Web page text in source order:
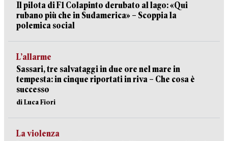
Il pilota di F1 Colapinto derubato al lago: «Qui
rubano più che in Sudamerica» – Scoppia la
polemica social
L’allarme
Sassari, tre salvataggi in due ore nel mare in
tempesta: in cinque riportati in riva – Che cosa è
successo
di Luca Fiori
La violenza